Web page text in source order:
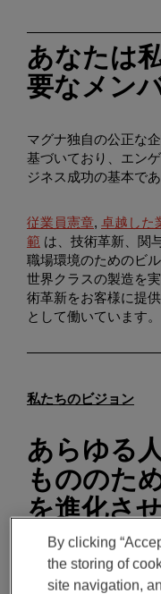
Enter
search
terms
あなたは
要なメン
マグナ独自の公正な
基づいており、エン
ジネス成功の基本で
従業員憲章, 卓越した
範 は、技術革新、関
職場環境のためのビ
世界クラスの製造を
術革新をお客様に提
として働いています。
私たちのビジョン
あらゆる
もののた
を進化さ
私たちのミッション
By clicking
the storing of
site navigation,